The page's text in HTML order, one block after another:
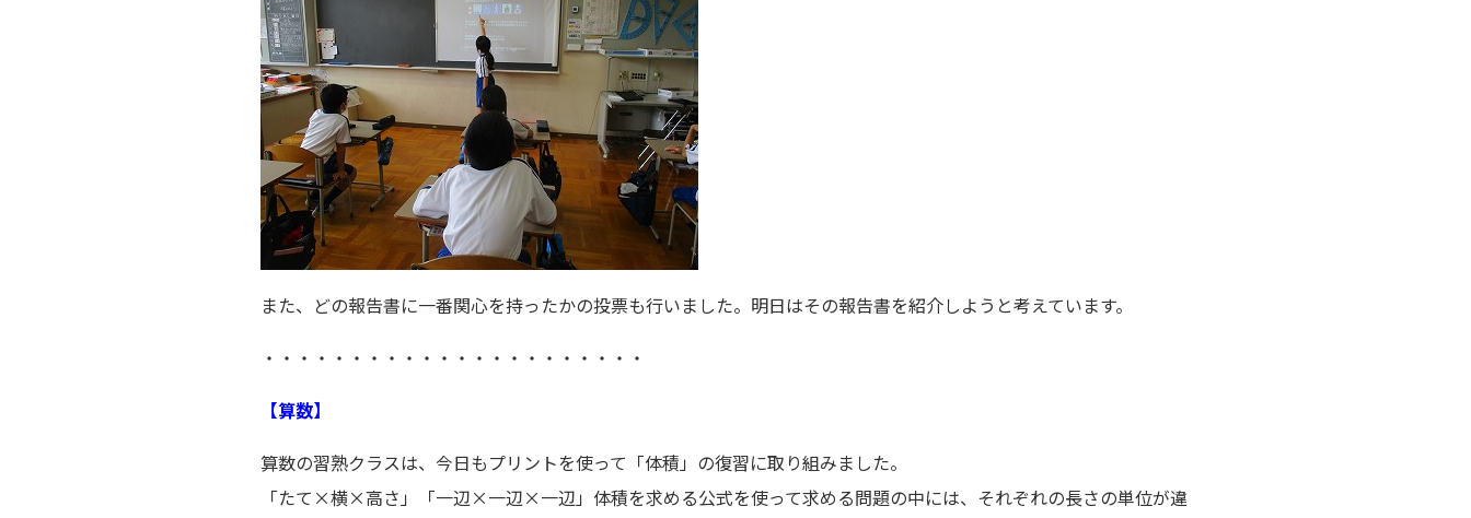
また、どの報告書に一番関心を持ったかの投票も行いました。明日はその報告書を紹介しようと考えています。
・・・・・・・・・・・・・・・・・・・・・・
【算数】
算数の習熟クラスは、今日もプリントを使って「体積」の復習に取り組みました。
「たて×横×高さ」「一辺×一辺×一辺」体積を求める公式を使って求める問題の中には、それぞれの長さの単位が違